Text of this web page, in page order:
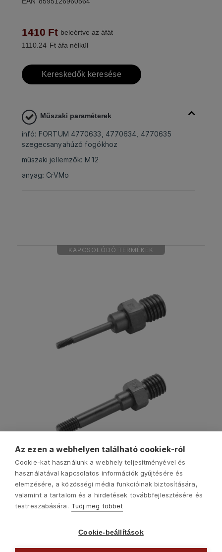
1410 Ft beleértve az áfát
1110.24 Ft áfa nélkül
Kereskedők keresése
Műszaki paraméterek
infó: FORTUM 4770633, 4770634, 4770635
szegecsanyahúzó fogókhoz
műszaki jellemzők: M12
anyag: CrVMo
KAPCSOLÓDÓ TERMÉKEK
Az ezen a webhelyen található cookiek-ról
Cookie-kat használunk a webhely teljesítményével és
használatával kapcsolatos információk gyűjtésére és
elemzésére, a közösségi média funkcióinak biztosítására,
valamint a tartalom és a hirdetések továbbfejlesztésére és
testreszabására. Tudj meg többet
Cookie-beállítások